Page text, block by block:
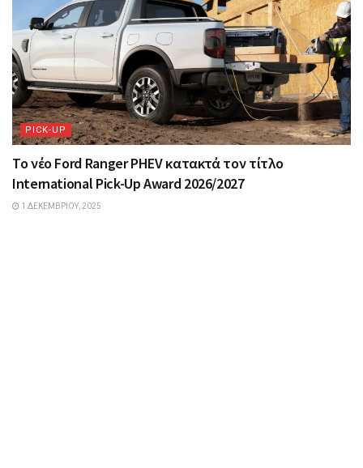
PICK-UP
Το νέο Ford Ranger PHEV κατακτά τον τίτλο
International Pick-Up Award 2026/2027
1 ΔΕΚΕΜΒΡΊΟΥ, 2025